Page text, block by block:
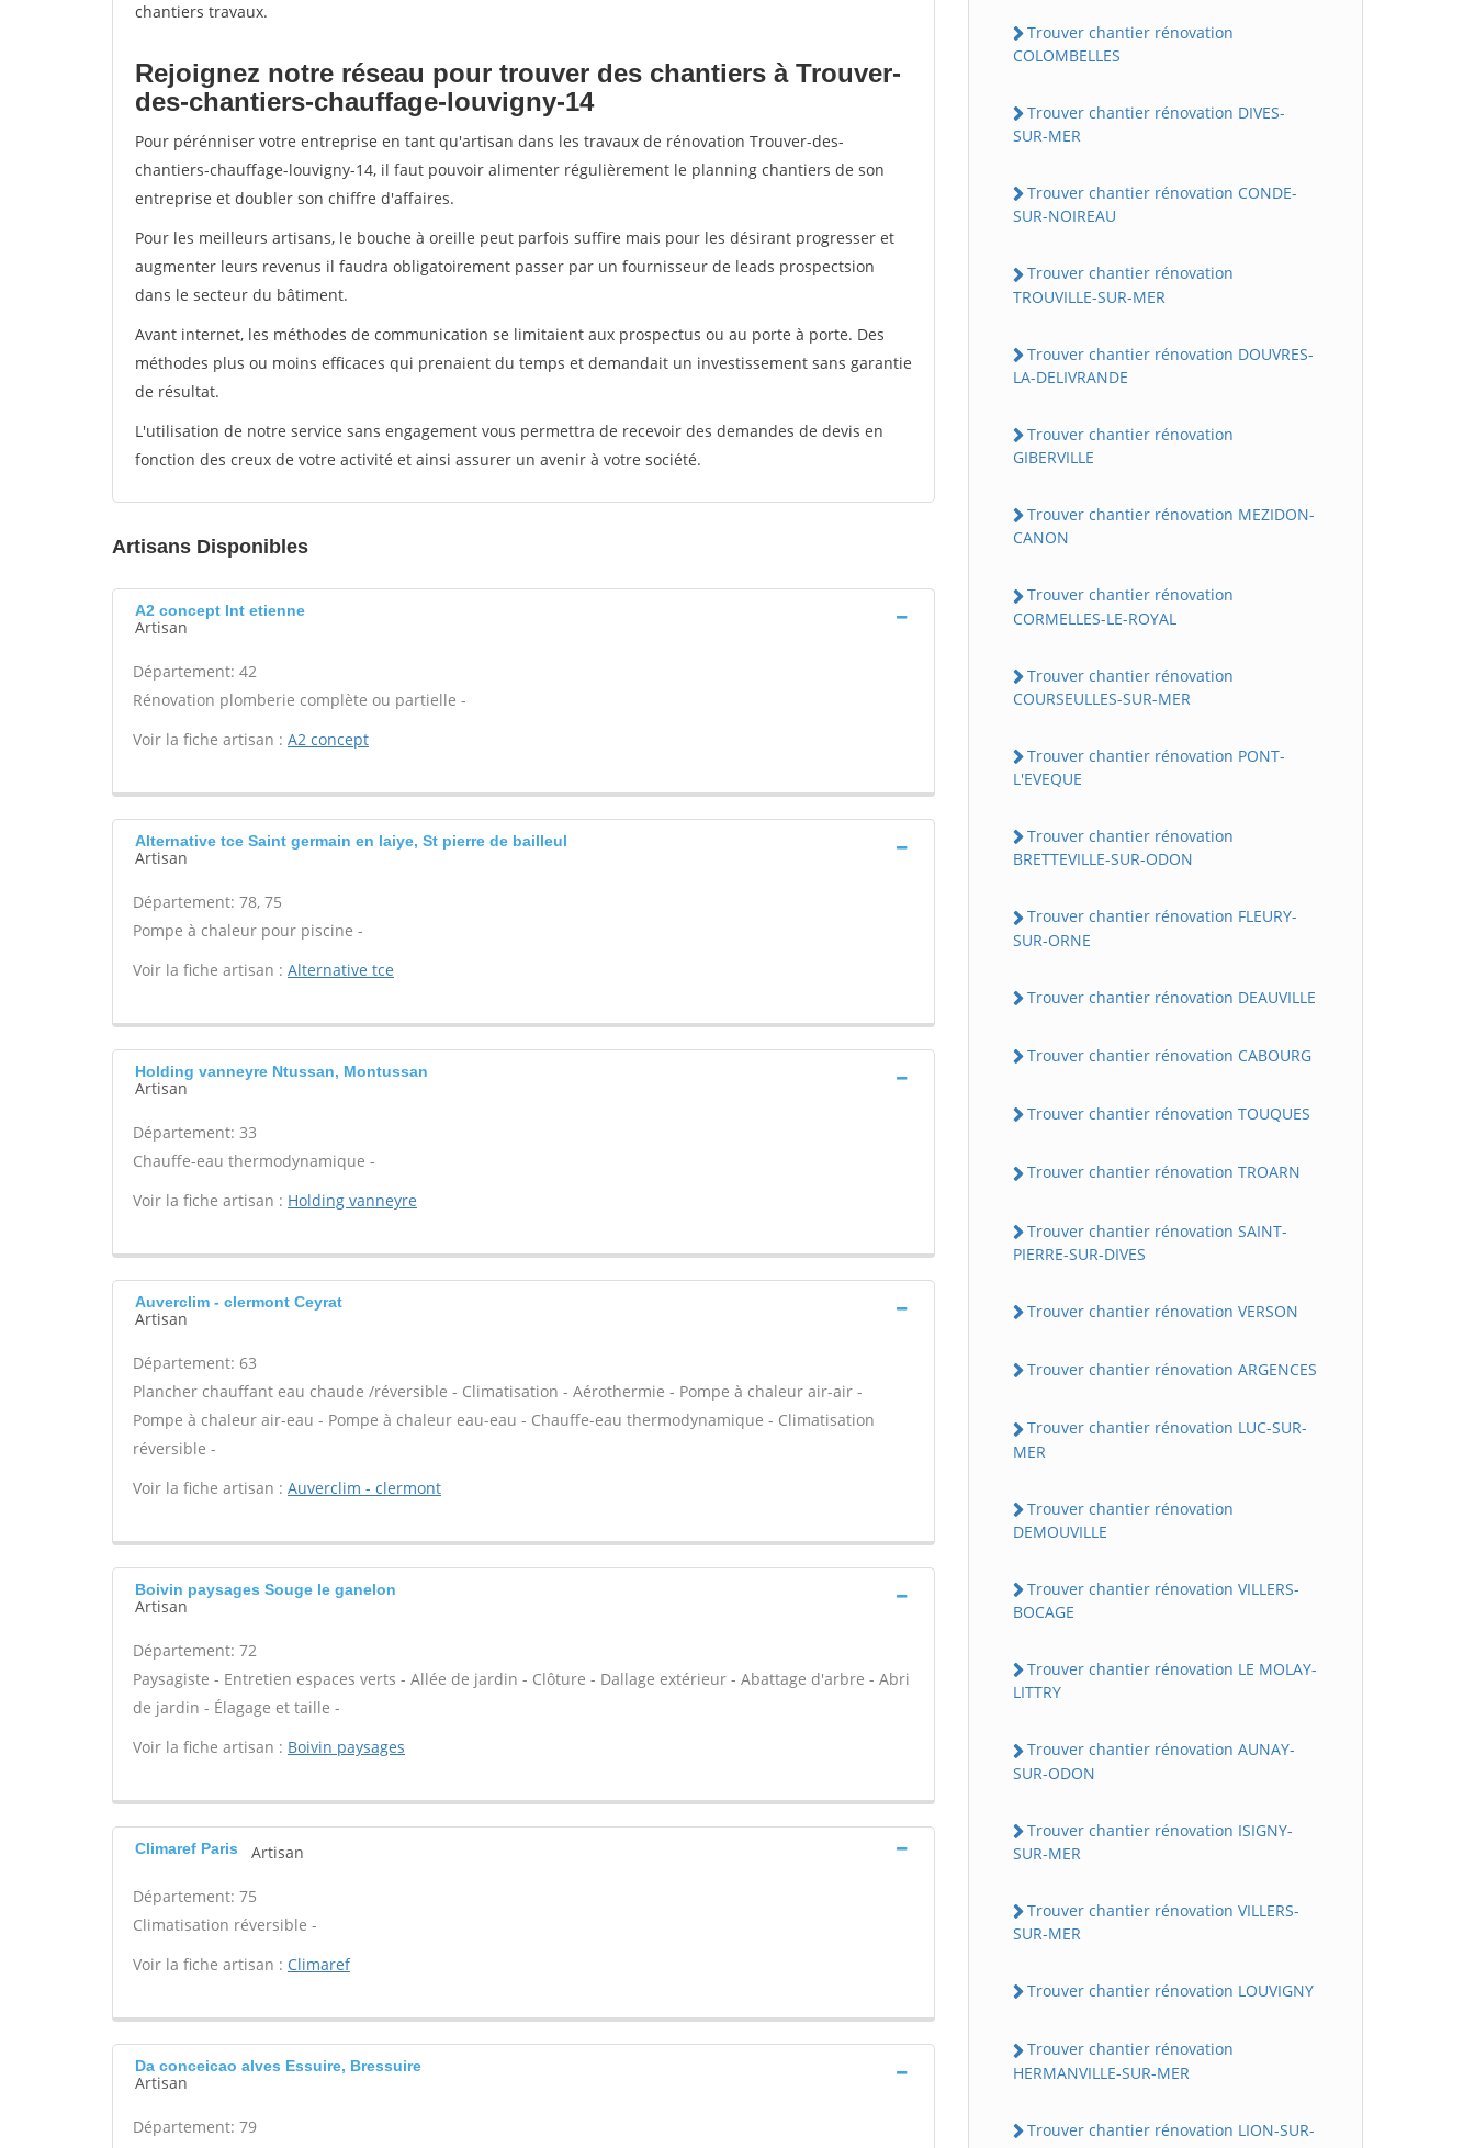
chantiers travaux.
Rejoignez notre réseau pour trouver des chantiers à Trouver-
des-chantiers-chauffage-louvigny-14
Pour pérénniser votre entreprise en tant qu'artisan dans les travaux de rénovation Trouver-des-
chantiers-chauffage-louvigny-14, il faut pouvoir alimenter régulièrement le planning chantiers de son
entreprise et doubler son chiffre d'affaires.
Pour les meilleurs artisans, le bouche à oreille peut parfois suffire mais pour les désirant progresser et
augmenter leurs revenus il faudra obligatoirement passer par un fournisseur de leads prospectsion
dans le secteur du bâtiment.
Avant internet, les méthodes de communication se limitaient aux prospectus ou au porte à porte. Des
méthodes plus ou moins efficaces qui prenaient du temps et demandait un investissement sans garantie
de résultat.
L'utilisation de notre service sans engagement vous permettra de recevoir des demandes de devis en
fonction des creux de votre activité et ainsi assurer un avenir à votre société.
Artisans Disponibles
A2 concept Int etienne
Artisan
Département: 42
Rénovation plomberie complète ou partielle -
Voir la fiche artisan : A2 concept
Alternative tce Saint germain en laiye, St pierre de bailleul
Artisan
Département: 78, 75
Pompe à chaleur pour piscine -
Voir la fiche artisan : Alternative tce
Holding vanneyre Ntussan, Montussan
Artisan
Département: 33
Chauffe-eau thermodynamique -
Voir la fiche artisan : Holding vanneyre
Auverclim - clermont Ceyrat
Artisan
Département: 63
Plancher chauffant eau chaude /réversible - Climatisation - Aérothermie - Pompe à chaleur air-air -
Pompe à chaleur air-eau - Pompe à chaleur eau-eau - Chauffe-eau thermodynamique - Climatisation
réversible -
Voir la fiche artisan : Auverclim - clermont
Boivin paysages Souge le ganelon
Artisan
Département: 72
Paysagiste - Entretien espaces verts - Allée de jardin - Clôture - Dallage extérieur - Abattage d'arbre - Abri
de jardin - Élagage et taille -
Voir la fiche artisan : Boivin paysages
Climaref Paris Artisan
Département: 75
Climatisation réversible -
Voir la fiche artisan : Climaref
Da conceicao alves Essuire, Bressuire
Artisan
Département: 79
Trouver chantier rénovation
COLOMBELLES
Trouver chantier rénovation DIVES-
SUR-MER
Trouver chantier rénovation CONDE-
SUR-NOIREAU
Trouver chantier rénovation
TROUVILLE-SUR-MER
Trouver chantier rénovation DOUVRES-
LA-DELIVRANDE
Trouver chantier rénovation
GIBERVILLE
Trouver chantier rénovation MEZIDON-
CANON
Trouver chantier rénovation
CORMELLES-LE-ROYAL
Trouver chantier rénovation
COURSEULLES-SUR-MER
Trouver chantier rénovation PONT-
L'EVEQUE
Trouver chantier rénovation
BRETTEVILLE-SUR-ODON
Trouver chantier rénovation FLEURY-
SUR-ORNE
Trouver chantier rénovation DEAUVILLE
Trouver chantier rénovation CABOURG
Trouver chantier rénovation TOUQUES
Trouver chantier rénovation TROARN
Trouver chantier rénovation SAINT-
PIERRE-SUR-DIVES
Trouver chantier rénovation VERSON
Trouver chantier rénovation ARGENCES
Trouver chantier rénovation LUC-SUR-
MER
Trouver chantier rénovation
DEMOUVILLE
Trouver chantier rénovation VILLERS-
BOCAGE
Trouver chantier rénovation LE MOLAY-
LITTRY
Trouver chantier rénovation AUNAY-
SUR-ODON
Trouver chantier rénovation ISIGNY-
SUR-MER
Trouver chantier rénovation VILLERS-
SUR-MER
Trouver chantier rénovation LOUVIGNY
Trouver chantier rénovation
HERMANVILLE-SUR-MER
Trouver chantier rénovation LION-SUR-